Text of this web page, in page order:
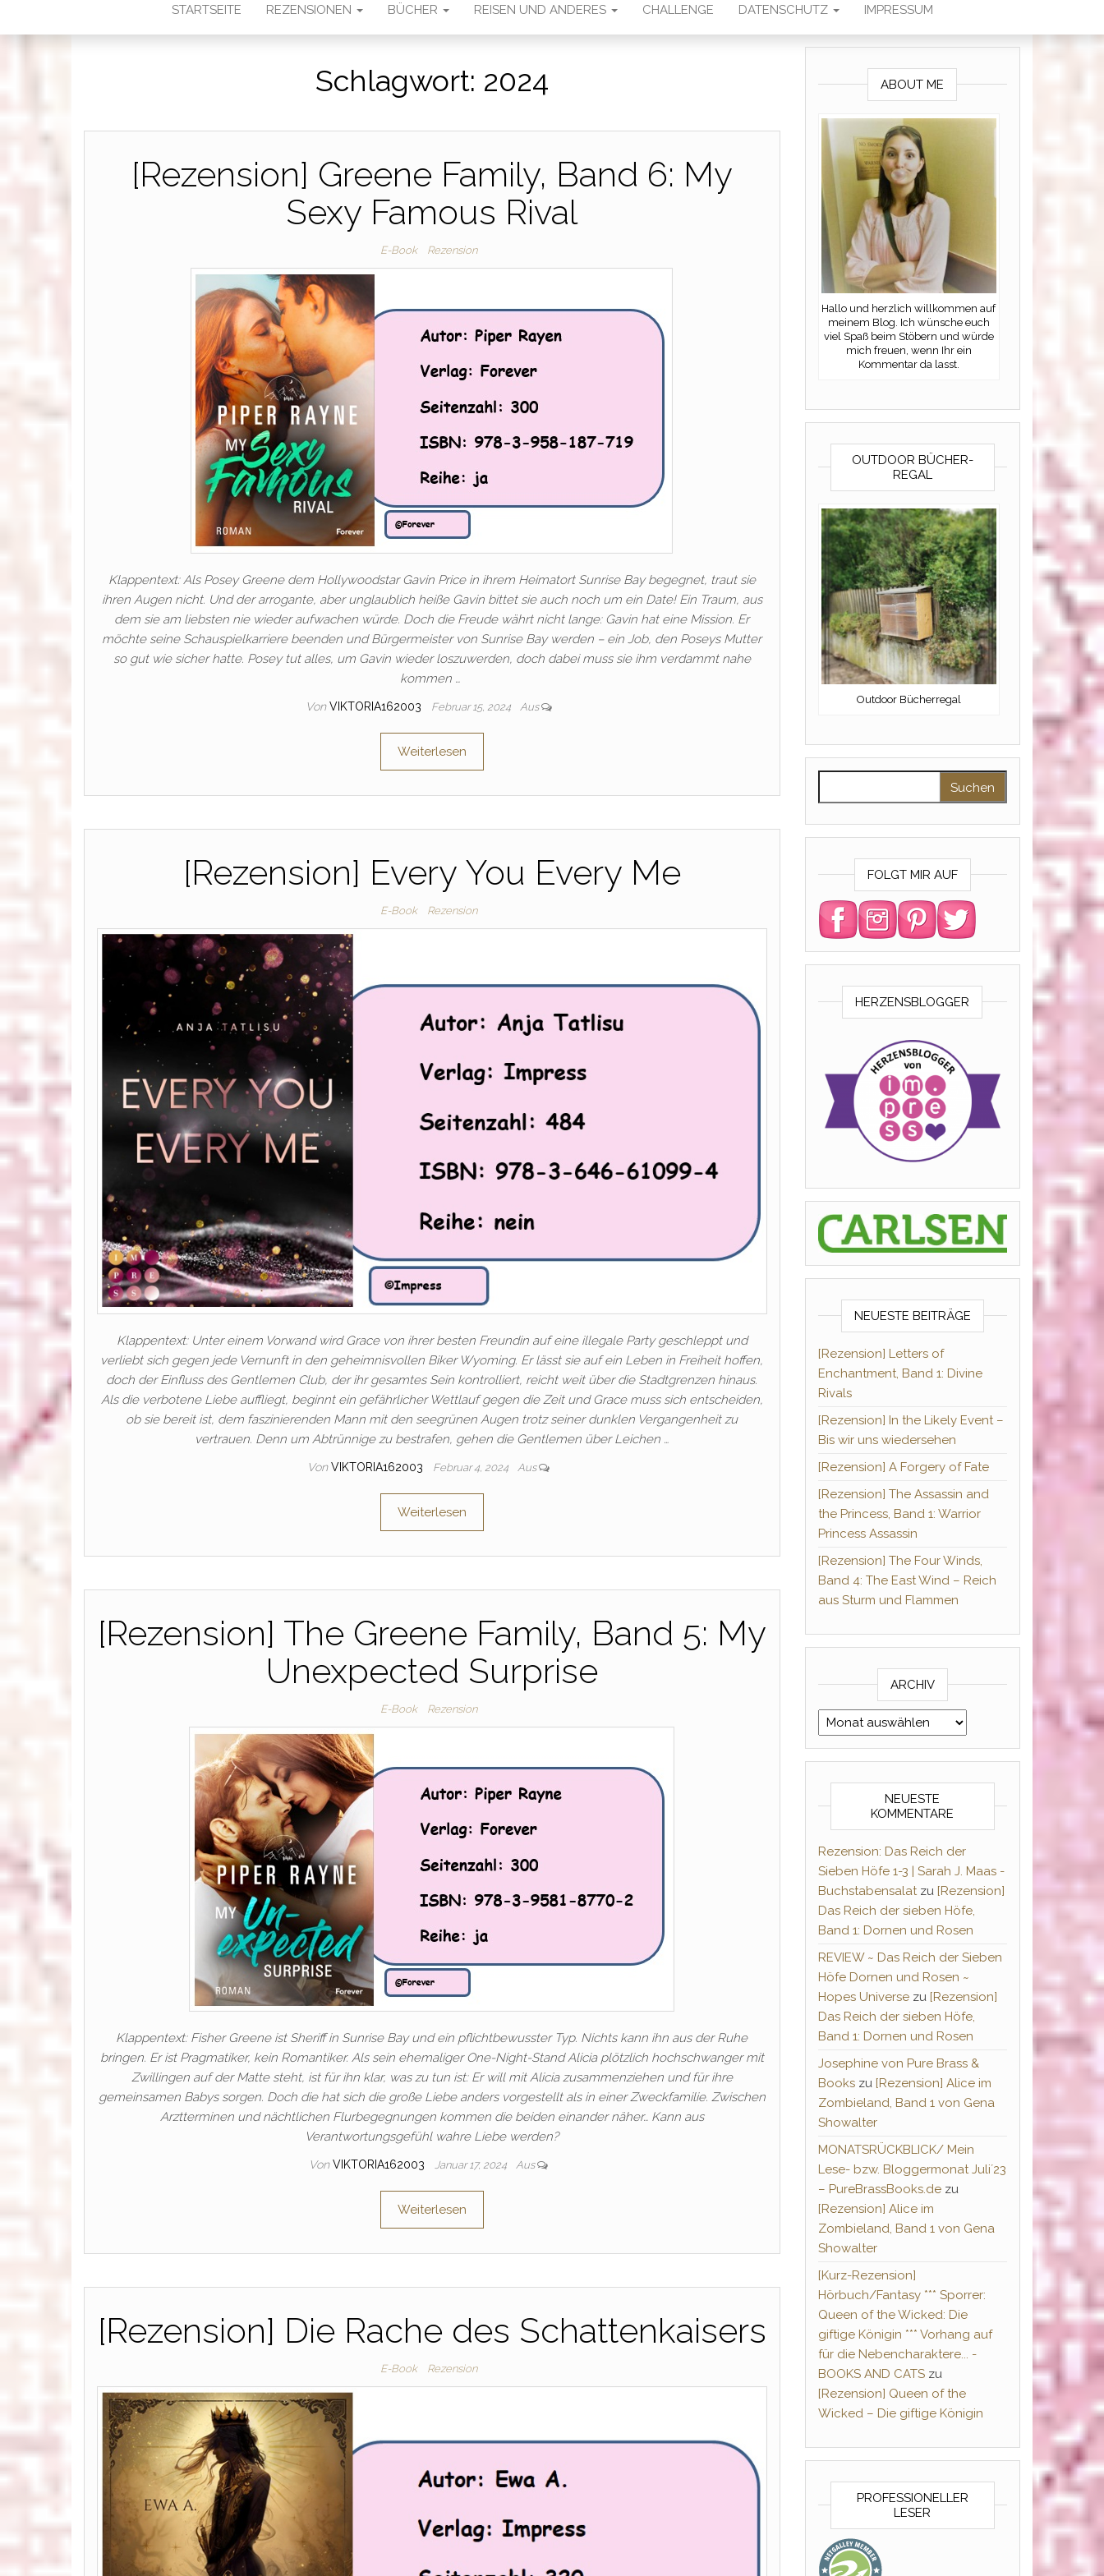
STARTSEITE REZENSIONEN BÜCHER REISEN UND ANDERES CHALLENGE DATENSCHUTZ IMPRESSUM
Schlagwort: 2024
[Rezension] Greene Family, Band 6: My
Sexy Famous Rival
E-Book Rezension
Klappentext: Als Posey Greene dem Hollywoodstar Gavin Price in ihrem Heimatort Sunrise Bay begegnet, traut sie
ihren Augen nicht. Und der arrogante, aber unglaublich heiße Gavin bittet sie auch noch um ein Date! Ein Traum, aus
dem sie am liebsten nie wieder aufwachen würde. Doch die Freude währt nicht lange: Gavin hat eine Mission. Er
möchte seine Schauspielkarriere beenden und Bürgermeister von Sunrise Bay werden – ein Job, den Poseys Mutter
so gut wie sicher hatte. Posey tut alles, um Gavin wieder loszuwerden, doch dabei muss sie ihm verdammt nahe
kommen …
Von VIKTORIA162003 Februar 15, 2024 Aus
Weiterlesen
[Rezension] Every You Every Me
E-Book Rezension
Klappentext: Unter einem Vorwand wird Grace von ihrer besten Freundin auf eine illegale Party geschleppt und
verliebt sich gegen jede Vernunft in den geheimnisvollen Biker Wyoming. Er lässt sie auf ein Leben in Freiheit hoffen,
doch der Einfluss des Gentlemen Club, der ihr gesamtes Sein kontrolliert, reicht weit über die Stadtgrenzen hinaus.
Als die verbotene Liebe auffliegt, beginnt ein gefährlicher Wettlauf gegen die Zeit und Grace muss sich entscheiden,
ob sie bereit ist, dem faszinierenden Mann mit den seegrünen Augen trotz seiner dunklen Vergangenheit zu
vertrauen. Denn um Abtrünnige zu bestrafen, gehen die Gentlemen über Leichen …
Von VIKTORIA162003 Februar 4, 2024 Aus
Weiterlesen
[Rezension] The Greene Family, Band 5: My
Unexpected Surprise
E-Book Rezension
Klappentext: Fisher Greene ist Sheriff in Sunrise Bay und ein pflichtbewusster Typ. Nichts kann ihn aus der Ruhe
bringen. Er ist Pragmatiker, kein Romantiker. Als sein ehemaliger One-Night-Stand Alicia plötzlich hochschwanger mit
Zwillingen auf der Matte steht, ist für ihn klar, was zu tun ist: Er will mit Alicia zusammenziehen und für ihre
gemeinsamen Babys sorgen. Doch die hat sich die große Liebe anders vorgestellt als in einer Zweckfamilie. Zwischen
Arztterminen und nächtlichen Flurbegegnungen kommen die beiden einander näher… Kann aus
Verantwortungsgefühl wahre Liebe werden?
Von VIKTORIA162003 Januar 17, 2024 Aus
Weiterlesen
[Rezension] Die Rache des Schattenkaisers
E-Book Rezension
ABOUT ME
Hallo und herzlich willkommen auf
meinem Blog. Ich wünsche euch
viel Spaß beim Stöbern und würde
mich freuen, wenn Ihr ein
Kommentar da lasst.
OUTDOOR BÜCHER-
REGAL
Outdoor Bücherregal
FOLGT MIR AUF
HERZENSBLOGGER
NEUESTE BEITRÄGE
[Rezension] Letters of
Enchantment, Band 1: Divine
Rivals
[Rezension] In the Likely Event –
Bis wir uns wiedersehen
[Rezension] A Forgery of Fate
[Rezension] The Assassin and
the Princess, Band 1: Warrior
Princess Assassin
[Rezension] The Four Winds,
Band 4: The East Wind – Reich
aus Sturm und Flammen
ARCHIV
Archiv
NEUESTE
KOMMENTARE
Rezension: Das Reich der
Sieben Höfe 1-3 | Sarah J. Maas -
Buchstabensalatzu [Rezension]
Das Reich der sieben Höfe,
Band 1: Dornen und Rosen
REVIEW ~ Das Reich der Sieben
Höfe Dornen und Rosen ~
Hopes Universezu [Rezension]
Das Reich der sieben Höfe,
Band 1: Dornen und Rosen
Josephine von Pure Brass &
Bookszu [Rezension] Alice im
Zombieland, Band 1 von Gena
Showalter
MONATSRÜCKBLICK/ Mein
Lese- bzw. Bloggermonat Juli´23
– PureBrassBooks.dezu
[Rezension] Alice im
Zombieland, Band 1 von Gena
Showalter
[Kurz-Rezension]
Hörbuch/Fantasy *** Sporrer:
Queen of the Wicked: Die
giftige Königin *** Vorhang auf
für die Nebencharaktere... -
BOOKS AND CATSzu
[Rezension] Queen of the
Wicked – Die giftige Königin
PROFESSIONELLER
LESER